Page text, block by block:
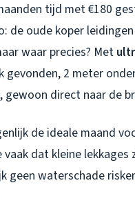
tijd met €180
de oude koper
waar precies? Met
gevonden, 2 meter
gewoon direct naar de
de ideale maand
dat kleine lekkages
geen waterschade